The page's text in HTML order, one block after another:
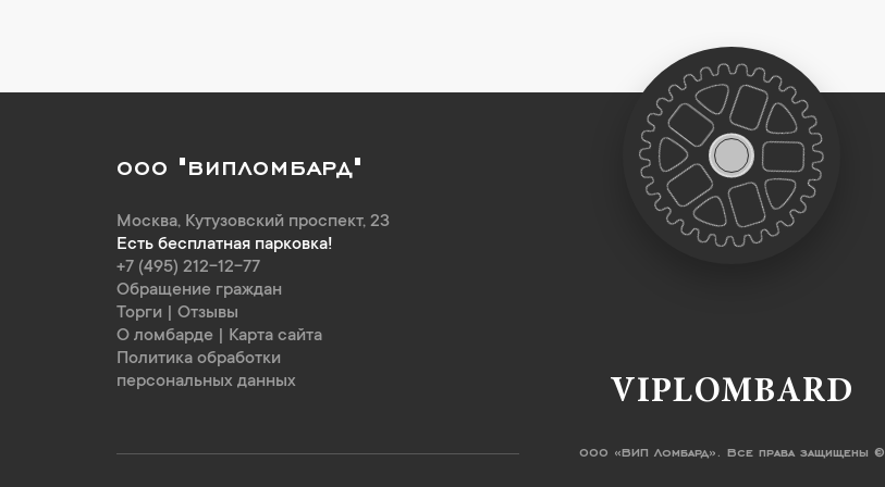
ООО "ВИПЛОМБАРД"
Москва, Кутузовский проспект, 23
Есть бесплатная парковка!
+7 (495) 212-12-77
Обращение граждан
Торги
Отзывы
О ломбарде
Карта сайта
Политика обработки
персональных данных
VIPLOMBARD
ООО «ВИП Ломбард». Все права защищены ©